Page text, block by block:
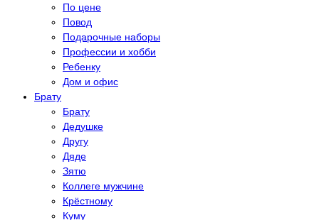
По цене
Повод
Подарочные наборы
Профессии и хобби
Ребенку
Дом и офис
Брату
Брату
Дедушке
Другу
Дяде
Зятю
Коллеге мужчине
Крёстному
Куму